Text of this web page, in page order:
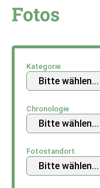
Fotos
Kategorie
Chronologie
Fotostandort